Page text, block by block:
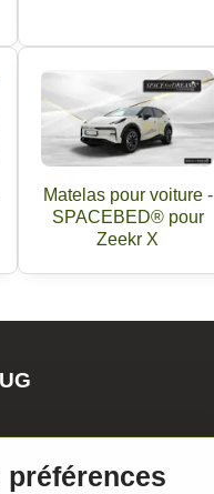
Matelas pour voiture -
SPACEBED® pour
Zeekr X